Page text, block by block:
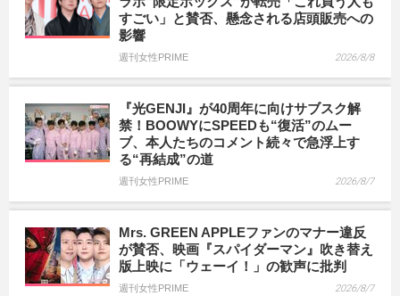
すごい」と賛否、懸念される店頭販売への
影響
週刊女性PRIME 2026/8/8
『光GENJI』が40周年に向けサブスク解
禁！BOOWYにSPEEDも“復活”のムー
ブ、本人たちのコメント続々で急浮上す
る“再結成”の道
週刊女性PRIME 2026/8/7
Mrs. GREEN APPLEファンのマナー違反
が賛否、映画『スパイダーマン』吹き替え
版上映に「ウェーイ！」の歓声に批判
週刊女性PRIME 2026/8/7